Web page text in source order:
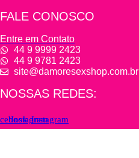
FALE CONOSCO
Entre em Contato
44 9 9999 2423
44 9 9781 2423
site@damoresexshop.com.br
NOSSAS REDES:
InstagramInstagram